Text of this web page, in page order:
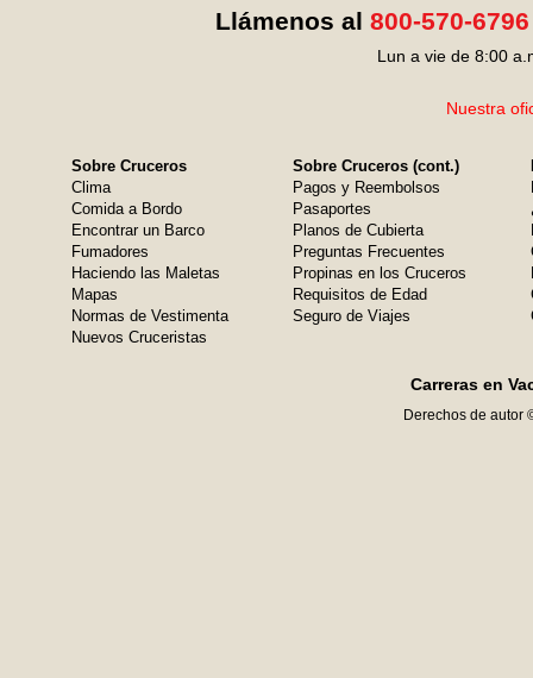
Llámenos al 800-570-6796
Lun a vie de 8:00
Nuestra
Sobre Cruceros
Clima
Comida a Bordo
Encontrar un Barco
Fumadores
Haciendo las Maletas
Mapas
Normas de Vestimenta
Nuevos Cruceristas
Sobre Cruceros (cont.)
Pagos y Reembolsos
Pasaportes
Planos de Cubierta
Preguntas Frecuentes
Propinas en los Cruceros
Requisitos de Edad
Seguro de Viajes
Carreras en
Derechos de autor